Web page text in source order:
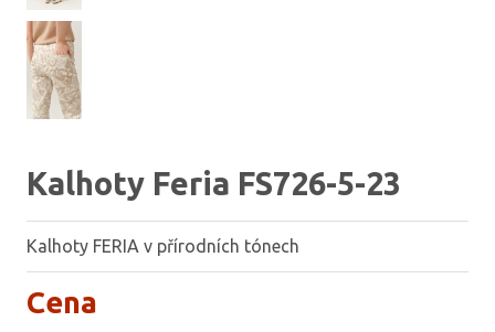
Kalhoty Feria FS726-5-23
Kalhoty FERIA v přírodních tónech
Cena